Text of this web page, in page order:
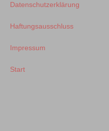
Datenschutzerklärung
Haftungsausschluss
Impressum
Start